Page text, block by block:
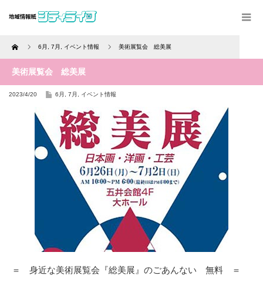
Home 6月 7月 イベント情報 美術展覧会 総美展
美術展覧会 総美展
2023/4/20 6月 7月 イベント情報
＝ 身近な美術展覧会『総美展』のごあんない 無料 ＝